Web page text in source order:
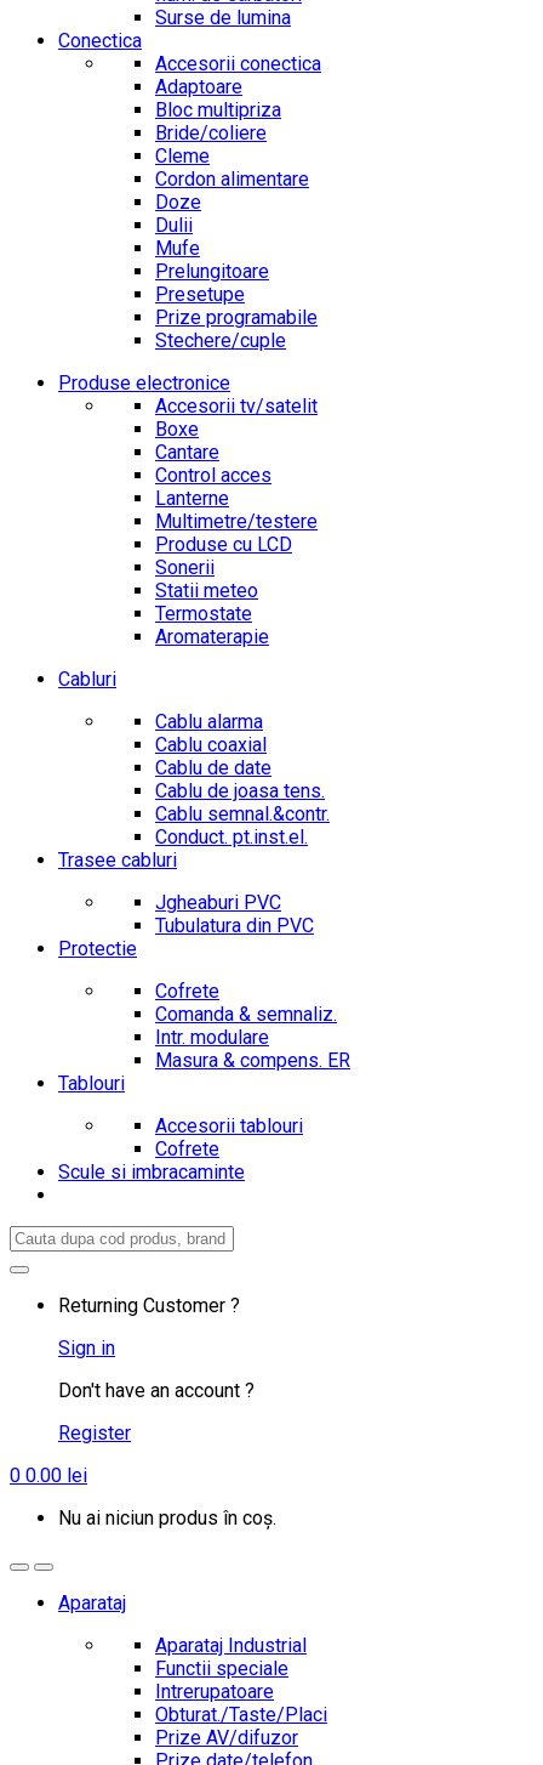
Surse de lumina
Conectica
Accesorii conectica
Adaptoare
Bloc multipriza
Bride/coliere
Cleme
Cordon alimentare
Doze
Dulii
Mufe
Prelungitoare
Presetupe
Prize programabile
Stechere/cuple
Produse electronice
Accesorii tv/satelit
Boxe
Cantare
Control acces
Lanterne
Multimetre/testere
Produse cu LCD
Sonerii
Statii meteo
Termostate
Aromaterapie
Cabluri
Cablu alarma
Cablu coaxial
Cablu de date
Cablu de joasa tens.
Cablu semnal.&contr.
Conduct. pt.inst.el.
Trasee cabluri
Jgheaburi PVC
Tubulatura din PVC
Protectie
Cofrete
Comanda & semnaliz.
Intr. modulare
Masura & compens. ER
Tablouri
Accesorii tablouri
Cofrete
Scule si imbracaminte
Search
Returning Customer ?
Sign in
Don't have an account ?
Register
0 0.00 lei
Nu ai niciun produs în coș.
Aparataj
Aparataj Industrial
Functii speciale
Intrerupatoare
Obturat./Taste/Placi
Prize AV/difuzor